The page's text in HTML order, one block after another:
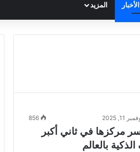
المزيد
11, 2025
856
مركزها في ثاني أكبر
بالعالم